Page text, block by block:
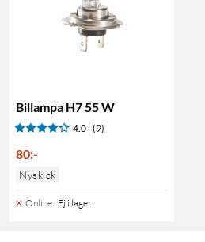
Billampa H7 55 W
4.0 (9)
80:-
Nyskick
Online: Ej i lager